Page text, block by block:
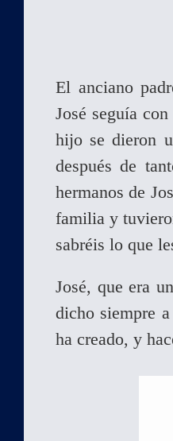
El anciano
José seguía
hijo se dieron
después de
hermanos de
familia y
sabréis lo que
José, que era
dicho siempre
ha creado, y